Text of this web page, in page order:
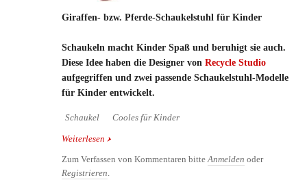
Giraffen- bzw. Pferde-Schaukelstuhl für Kinder
Schaukeln macht Kinder Spaß und beruhigt sie auch.
Diese Idee haben die Designer von Recycle Studio
aufgegriffen und zwei passende Schaukelstuhl-Modelle
für Kinder entwickelt.
Schaukel Cooles für Kinder
Weiterlesen über Giraffen- bzw. Pferde-Schaukelstuhl für Kinder
Zum Verfassen von Kommentaren bitte Anmelden oder
Registrieren